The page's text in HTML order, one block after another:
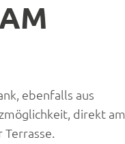
ebenfalls aus
direkt am